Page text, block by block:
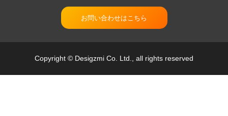
お問い合わせはこちら
Copyright © Desigzmi Co. Ltd., all rights reserved